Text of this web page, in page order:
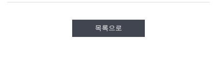
목록으로